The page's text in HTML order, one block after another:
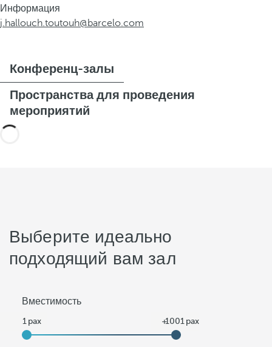
Информация
j.hallouch.toutouh@barcelo.com
Конференц-залы
Пространства для проведения
мероприятий
Выберите идеально
подходящий вам зал
Вместимость